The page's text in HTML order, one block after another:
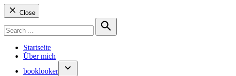
Close
for:
Search
Startseite
Über mich
booklooker